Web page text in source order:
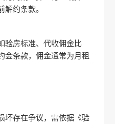
约条款‌。
验房标准、代收佣金比
金条款，佣金通常为月租
坏存在争议，需依据《验